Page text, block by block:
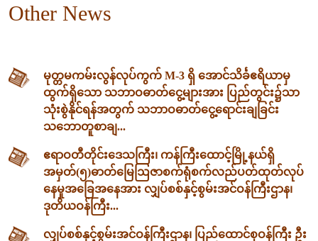
Other News
မုတ္တမကမ်းလွန်လုပ်ကွက် M-3 ရှိ အောင်သိင်္ခဧရိယာမှ
ထွက်ရှိသော သဘာဝဓာတ်ငွေ့များအား ပြည်တွင်း၌သာ
သုံးစွဲနိုင်ရန်အတွက် သဘာဝဓာတ်ငွေ့ရောင်းချခြင်း
သဘောတူစာချ...
ဧရာဝတီတိုင်းဒေသကြီး၊ ကန်ကြီးထောင့်မြို့နယ်ရှိ
အမှတ်(၅)ဓာတ်မြေဩဇာစက်ရုံစက်လည်ပတ်ထုတ်လုပ်
နေမှုအခြေအနေအား လျှပ်စစ်နှင့်စွမ်းအင်ဝန်ကြီးဌာန၊
ဒုတိယဝန်ကြီး...
လျှပ်စစ်နှင့်စွမ်းအင်ဝန်ကြီးဌာန၊ ပြည်ထောင်စုဝန်ကြီး ဦး